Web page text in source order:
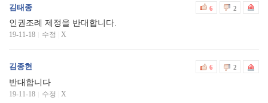
김태종 6 2
인권조례 제정을 반대합니다.
19-11-18 수정 X
김종현 6 2
반대합니다
19-11-18 수정 X